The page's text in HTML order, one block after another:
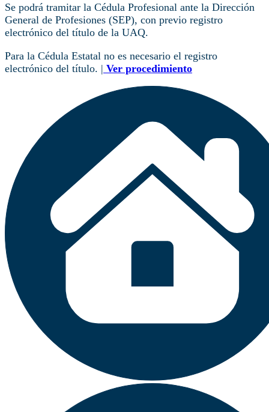
Se podrá tramitar la Cédula Profesional ante la Dirección
General de Profesiones (SEP), con previo registro
electrónico del título de la UAQ.
Para la Cédula Estatal no es necesario el registro
electrónico del título. | Ver procedimiento